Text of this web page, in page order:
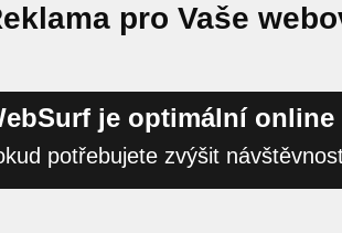
pro Vaše
je optimální online
potřebujete zvýšit